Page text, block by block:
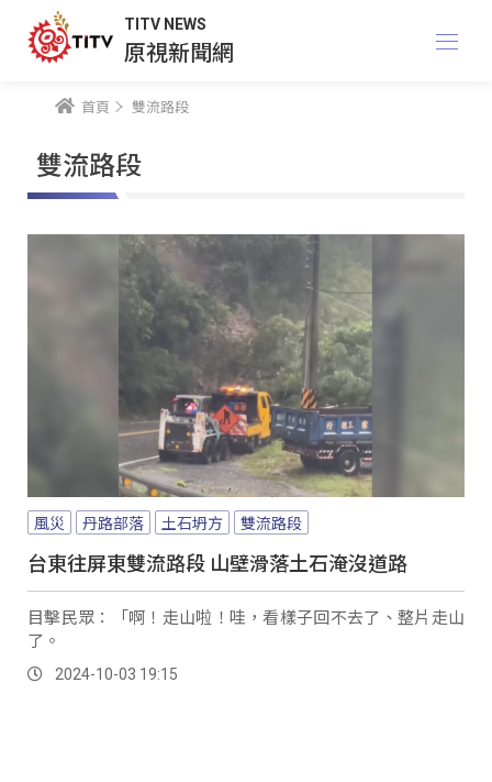
TITV NEWS
原視新聞網
首頁 雙流路段
雙流路段
風災 丹路部落 土石坍方 雙流路段
台東往屏東雙流路段 山壁滑落土石淹沒道路
目擊民眾：「啊！走山啦！哇，看樣子回不去了、整片走山
了。
2024-10-03 19:15